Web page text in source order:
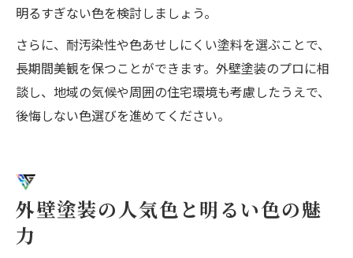
明るすぎない色を検討しましょう。
さらに、耐汚染性や色あせしにくい塗料を選ぶことで、
長期間美観を保つことができます。外壁塗装のプロに相
談し、地域の気候や周囲の住宅環境も考慮したうえで、
後悔しない色選びを進めてください。
外壁塗装の人気色と明るい色の魅
力